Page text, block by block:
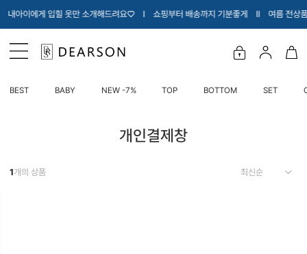
아이에게 입힐 옷만 소개해드려요♡ Ι 쇼핑부터 배송까지 기분좋게 Ι Ι 여름 전상
BEST BABY NEW -7% TOP BOTTOM SET
개인결제창
1개의 상품